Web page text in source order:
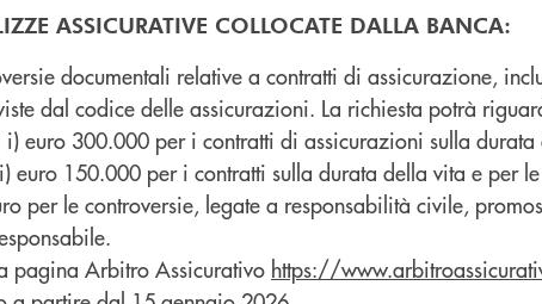
ASSICURATIVE COLLOCATE DALLA BANCA:
documentali relative a contratti di assicurazione,
dal codice delle assicurazioni. La richiesta potrà
euro 300.000 per i contratti di assicurazioni sulla
euro 150.000 per i contratti sulla durata della vita e per
per le controversie, legate a responsabilità civile,
pagina Arbitro Assicurativo https://